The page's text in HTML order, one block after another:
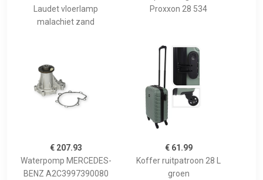
Laudet vloerlamp
malachiet zand
Proxxon 28 534
€ 207.93
Waterpomp MERCEDES-
BENZ A2C3997390080
€ 61.99
Koffer ruitpatroon 28 L
groen